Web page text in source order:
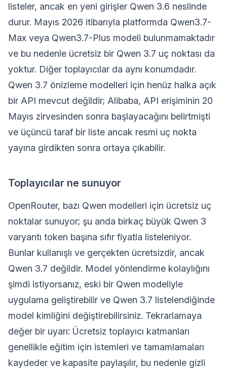
listeler, ancak en yeni girişler Qwen 3.6 neslinde
durur. Mayıs 2026 itibarıyla platformda Qwen3.7-
Max veya Qwen3.7-Plus modeli bulunmamaktadır
ve bu nedenle ücretsiz bir Qwen 3.7 uç noktası da
yoktur. Diğer toplayıcılar da aynı konumdadır.
Qwen 3.7 önizleme modelleri için henüz halka açık
bir API mevcut değildir; Alibaba, API erişiminin 20
Mayıs zirvesinden sonra başlayacağını belirtmişti
ve üçüncü taraf bir liste ancak resmi uç nokta
yayına girdikten sonra ortaya çıkabilir.
Toplayıcılar ne sunuyor
OpenRouter, bazı Qwen modelleri için ücretsiz uç
noktalar sunuyor; şu anda birkaç büyük Qwen 3
varyantı token başına sıfır fiyatla listeleniyor.
Bunlar kullanışlı ve gerçekten ücretsizdir, ancak
Qwen 3.7 değildir. Model yönlendirme kolaylığını
şimdi istiyorsanız, eski bir Qwen modeliyle
uygulama geliştirebilir ve Qwen 3.7 listelendiğinde
model kimliğini değiştirebilirsiniz. Tekrarlamaya
değer bir uyarı: Ücretsiz toplayıcı katmanları
genellikle eğitim için istemleri ve tamamlamaları
kaydeder ve kapasite paylaşılır, bu nedenle gizli